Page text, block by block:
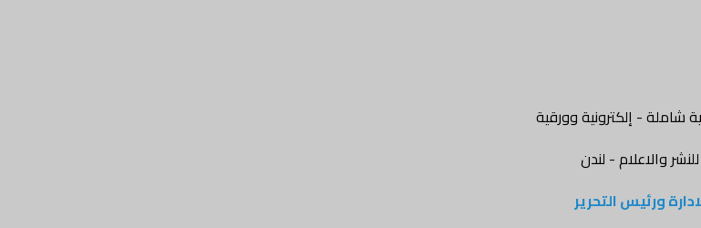
شاملة - إلكترونية وورقية
والاعلام - لندن
ورئيس التحرير